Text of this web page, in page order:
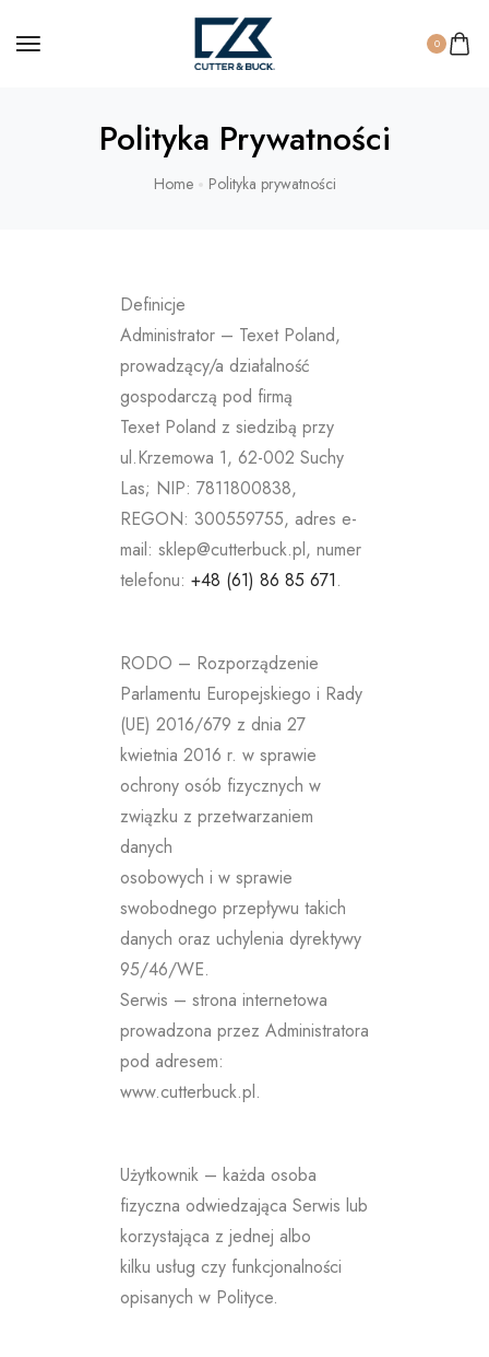
0
Polityka Prywatności
Home Polityka prywatności
Definicje
Administrator – Texet Poland,
prowadzący/a działalność
gospodarczą pod firmą
Texet Poland z siedzibą przy
ul.Krzemowa 1, 62-002 Suchy
Las; NIP: 7811800838,
REGON: 300559755, adres e-
mail: sklep@cutterbuck.pl, numer
telefonu: +48 (61) 86 85 671.
RODO – Rozporządzenie
Parlamentu Europejskiego i Rady
(UE) 2016/679 z dnia 27
kwietnia 2016 r. w sprawie
ochrony osób fizycznych w
związku z przetwarzaniem
danych
osobowych i w sprawie
swobodnego przepływu takich
danych oraz uchylenia dyrektywy
95/46/WE.
Serwis – strona internetowa
prowadzona przez Administratora
pod adresem:
www.cutterbuck.pl.
Użytkownik – każda osoba
fizyczna odwiedzająca Serwis lub
korzystająca z jednej albo
kilku usług czy funkcjonalności
opisanych w Polityce.